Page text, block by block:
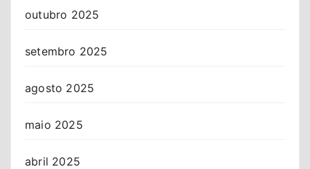
outubro 2025
setembro 2025
agosto 2025
maio 2025
abril 2025